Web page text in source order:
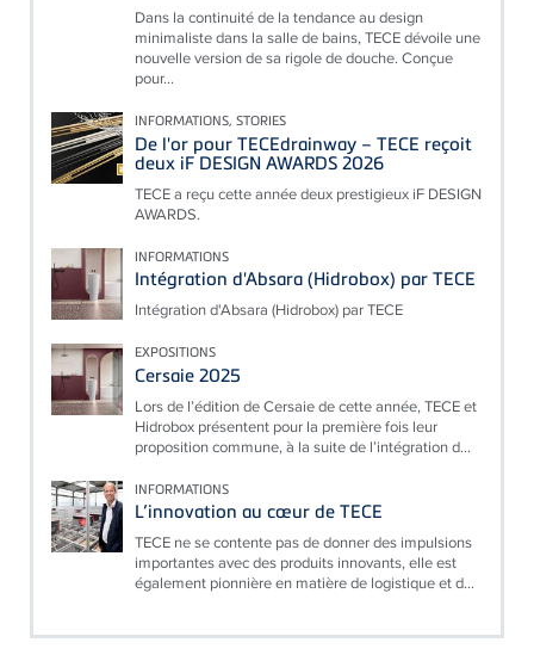
Dans la continuité de la tendance au design
minimaliste dans la salle de bains, TECE dévoile une
nouvelle version de sa rigole de douche. Conçue
pour...
INFORMATIONS, STORIES
De l'or pour TECEdrainway – TECE reçoit
deux iF DESIGN AWARDS 2026
TECE a reçu cette année deux prestigieux iF DESIGN
AWARDS.
INFORMATIONS
Intégration d'Absara (Hidrobox) par TECE
Intégration d'Absara (Hidrobox) par TECE
EXPOSITIONS
Cersaie 2025
Lors de l’édition de Cersaie de cette année, TECE et
Hidrobox présentent pour la première fois leur
proposition commune, à la suite de l’intégration d...
INFORMATIONS
L’innovation au cœur de TECE
TECE ne se contente pas de donner des impulsions
importantes avec des produits innovants, elle est
également pionnière en matière de logistique et d...